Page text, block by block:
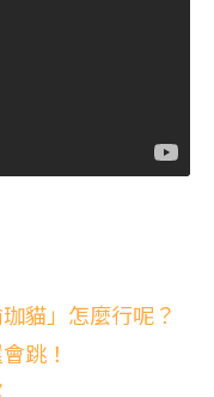
貓」怎麼行呢？
跳！